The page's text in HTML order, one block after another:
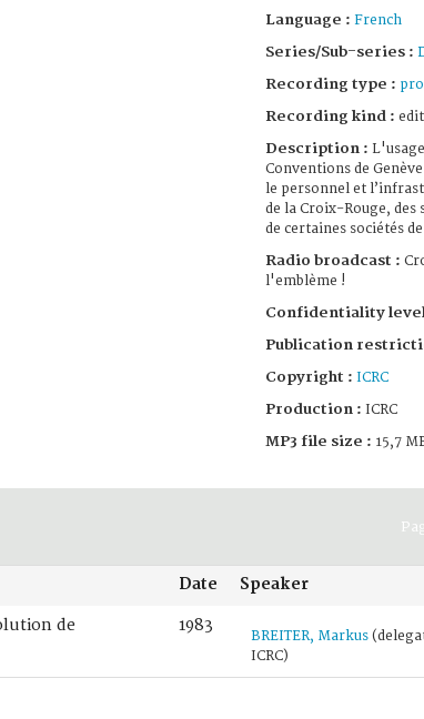
Language : French
Series/Sub-series :
Recording type :
Recording kind :
Description :
Conventions de
le personnel et
de la Croix-Rouge, des
de certaines sociétés
Radio broadcast :
l'emblème !
Confidentiality
Publication
Copyright : ICRC
Production : ICRC
MP3 file size : 15,7
Date Speaker
de
1983
BREITER, Markus
ICRC)